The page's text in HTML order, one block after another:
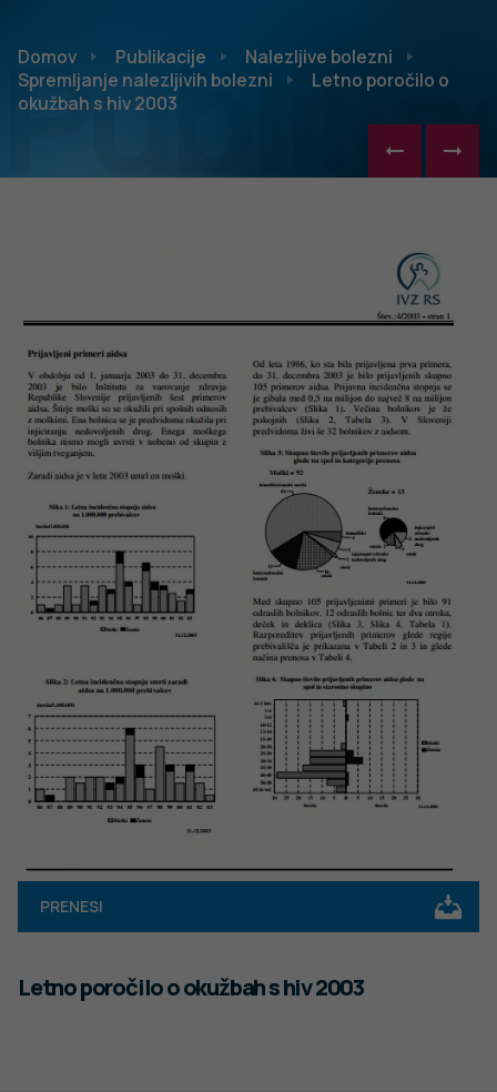
Domov Publikacije
Nalezljive bolezni
Spremljanje nalezljivih bolezni
Letno poročilo o
okužbah s hiv 2003
PRENESI
Letno poročilo o okužbah s hiv 2003